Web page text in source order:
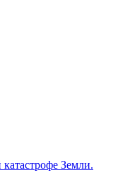
Земли.